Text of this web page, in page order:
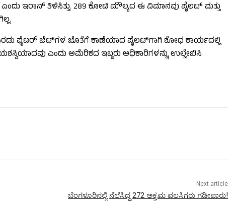
ಇರಾನ್ ತಿಳಿಸಿತ್ತು. 289 ಕೋಟಿ ಮೌಲ್ಯದ ಈ ವಿಮಾನವು ಪೈಲಟ್ ಮತ್ತು
ಎರಡು ಫೈಟರ್ ಜೆಟ್‌ಗಳ ಜೊತೆಗೆ ಕಾಣೆಯಾದ ಪೈಲಟ್‌ಗಾಗಿ ಶೋಧ ಕಾರ್ಯದಲ್ಲಿ
ಎಂದು ಅಮೆರಿಕದ ಇಬ್ಬರು ಅಧಿಕಾರಿಗಳನ್ನು ಉಲ್ಲೇಖಿಸಿ
Next article
ಬೆಂಗಳೂರಿನಲ್ಲಿ ನೆಲೆಸಿದ್ದ 272 ಅಕ್ರಮ ವಲಸಿಗರು ಗಡೀಪಾರು!